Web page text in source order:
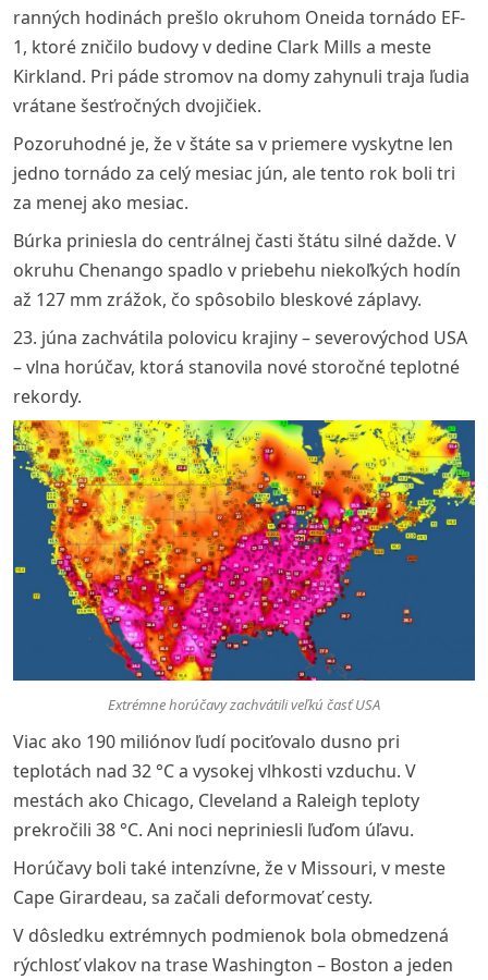
ranných hodinách prešlo okruhom Oneida tornádo EF-
1, ktoré zničilo budovy v dedine Clark Mills a meste
Kirkland. Pri páde stromov na domy zahynuli traja ľudia
vrátane šesťročných dvojičiek.
Pozoruhodné je, že v štáte sa v priemere vyskytne len
jedno tornádo za celý mesiac jún, ale tento rok boli tri
za menej ako mesiac.
Búrka priniesla do centrálnej časti štátu silné dažde. V
okruhu Chenango spadlo v priebehu niekoľkých hodín
až 127 mm zrážok, čo spôsobilo bleskové záplavy.
23. júna zachvátila polovicu krajiny – severovýchod USA
– vlna horúčav, ktorá stanovila nové storočné teplotné
rekordy.
Extrémne horúčavy zachvátili veľkú časť USA
Viac ako 190 miliónov ľudí pociťovalo dusno pri
teplotách nad 32 °C a vysokej vlhkosti vzduchu. V
mestách ako Chicago, Cleveland a Raleigh teploty
prekročili 38 °C. Ani noci nepriniesli ľuďom úľavu.
Horúčavy boli také intenzívne, že v Missouri, v meste
Cape Girardeau, sa začali deformovať cesty.
V dôsledku extrémnych podmienok bola obmedzená
rýchlosť vlakov na trase Washington – Boston a jeden